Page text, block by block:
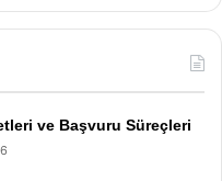
ve Başvuru Süreçleri